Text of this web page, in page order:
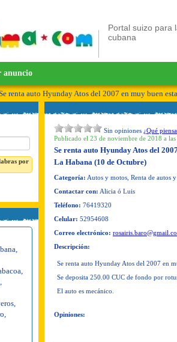
Portal suizo para
cubana
anuncio
renta auto Hyunday Atos del 2007 en muy buen
por
Sin opiniones ¿Qué
Publicado el 23 de noviembre de 2018 a las
Se renta auto Hyunday Atos del
La Habana (10 de Octubre)
Categoría: Autos y motos, Renta de autos
Contactar con: Alicia ó Luis
Teléfono: 76419320
Celular: 52954608
Correo electrónico:
Descripción:
Se renta auto Hyunday Atos del 2007 en
Se deposita 250.00 CUC de fondo por
El auto es mecánico.
Opiniones: